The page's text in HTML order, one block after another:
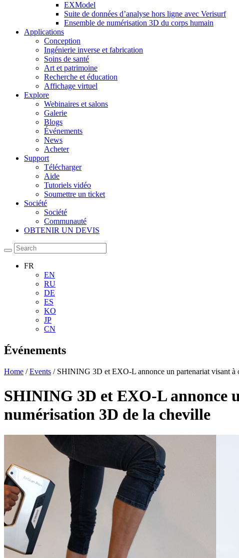
EXModel
Suite de données d’analyse hors ligne avec Verisurf
Ensemble de numérisation 3D du corps humain
Applications
Conception
Ingénierie inverse et fabrication
Soins de santé
Art et patrimoine
Recherche et éducation
Affichage virtuel
Explore
Webinaires et salons
Galerie
Blogs
Événements
News
Acheter
Support
Télécharger
Aide
Tutoriels vidéo
Soumettre un ticket
Société
Société
Communauté
OBTENIR UN DEVIS
FR
EN
RU
DE
ES
KO
JP
CN
Événements
Home /Events / SHINING 3D et EXO-L annonce un partenariat visant
SHINING 3D et EXO-L annonce
numérisation 3D de la cheville